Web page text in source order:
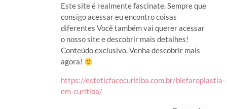
Este site é realmente fascinate. Sempre que
consigo acessar eu encontro coisas
diferentes Você também vai querer acessar
o nosso site e descobrir mais detalhes!
Conteúdo exclusivo. Venha descobrir mais
agora!
https://esteticfacecuritiba.com.br/blefaroplastia-
em-curitiba/